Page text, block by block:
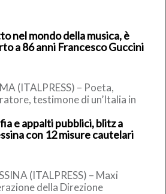
nel mondo della musica, è
a 86 anni Francesco Guccini
(ITALPRESS) – Poeta,
testimone di un’Italia in
Guccini, uno dei […]
e appalti pubblici, blitz a
con 12 misure cautelari
(ITALPRESS) – Maxi
della Direzione